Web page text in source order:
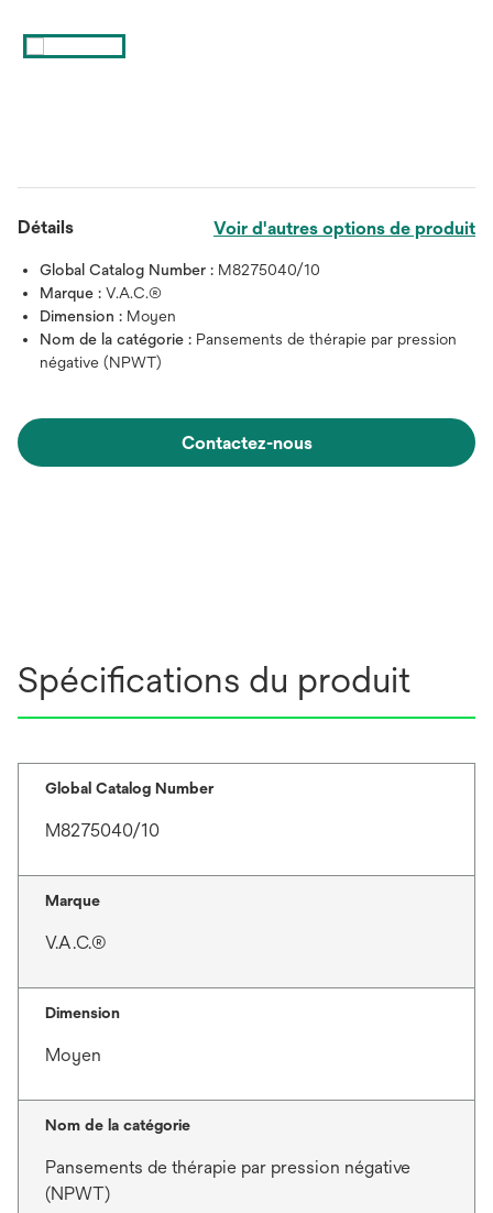
Détails Voir d'autres options de produit
Global Catalog Number : M8275040/10
Marque : V.A.C.®
Dimension : Moyen
Nom de la catégorie : Pansements de thérapie par pression
négative (NPWT)
Contactez-nous
Spécifications du produit
Global Catalog Number
M8275040/10
Marque
V.A.C.®
Dimension
Moyen
Nom de la catégorie
Pansements de thérapie par pression négative
(NPWT)